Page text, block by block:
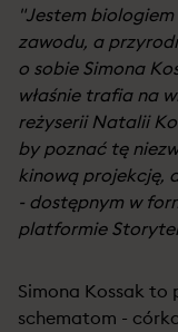
"Jestem biologiem
zawodu, a
o sobie Simona
właśnie trafia na
reżyserii Natalii
by poznać tę
kinową projekcję,
- dostępnym w
platformie
Simona Kossak
schematom -